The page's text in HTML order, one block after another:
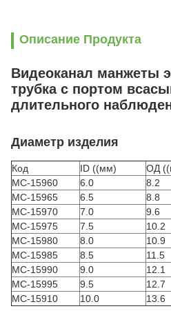
Описание Продукта
Видеоканал манжеты
трубка с портом
длительного
Диаметр изделия
Код ID ((мм) ОД
MC-15960
6.0 8.2
MC-15965
6.5 8.8
MC-15970
7.0 9.6
MC-15975
7.5 10.2
MC-15980
8.0 10.9
MC-15985
8.5 11.5
MC-15990
9.0 12.1
MC-15995
9.5 12.7
MC-15910
10.0 13.6